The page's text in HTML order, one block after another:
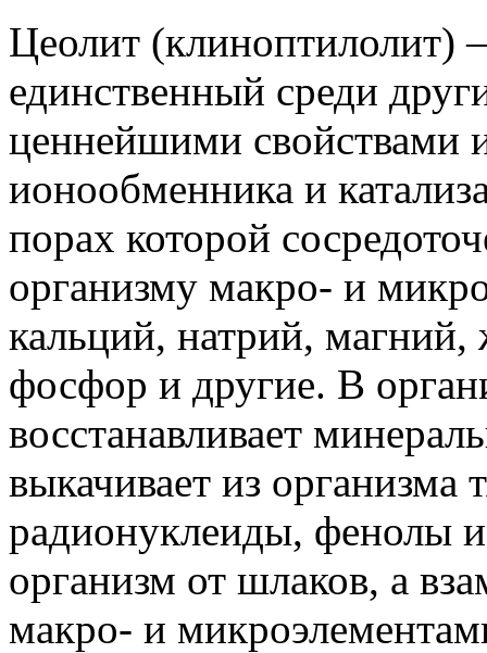
Цеолит (клиноптилолит)
единственный среди
ценнейшими свойствами
ионообменника и
порах которой
организму макро- и
кальций, натрий,
фосфор и другие. В
восстанавливает
выкачивает из
радионуклеиды, фенолы
организм от шлаков, а
макро- и